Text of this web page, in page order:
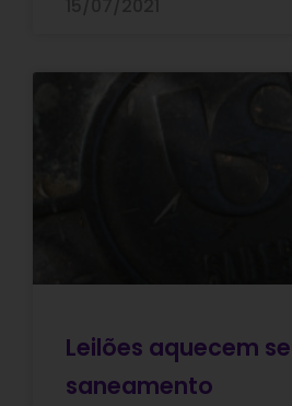
Leilões aquecem
saneamento